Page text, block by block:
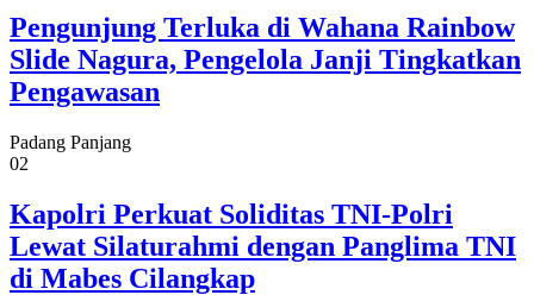
Pengunjung Terluka di Wahana Rainbow
Slide Nagura, Pengelola Janji Tingkatkan
Pengawasan
Padang Panjang
02
Kapolri Perkuat Soliditas TNI-Polri
Lewat Silaturahmi dengan Panglima TNI
di Mabes Cilangkap